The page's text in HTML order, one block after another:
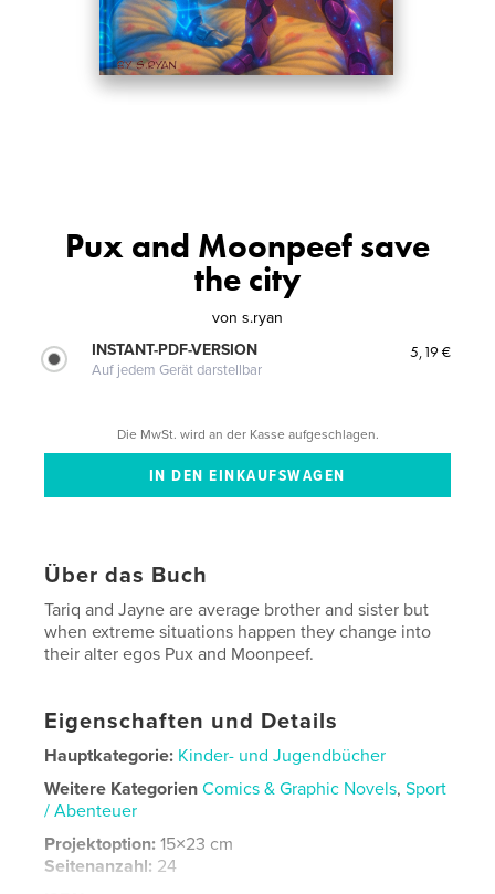
Pux and Moonpeef save
the city
von s.ryan
INSTANT-PDF-VERSION
Auf jedem Gerät darstellbar
5,19 €
Die MwSt. wird an der Kasse aufgeschlagen.
Über das Buch
Tariq and Jayne are average brother and sister but
when extreme situations happen they change into
their alter egos Pux and Moonpeef.
Eigenschaften und Details
Hauptkategorie: Kinder- und Jugendbücher
Weitere Kategorien Comics & Graphic Novels,Sport
/ Abenteuer
Projektoption:15×23 cm
Seitenanzahl: 24